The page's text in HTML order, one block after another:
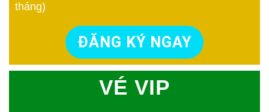
tháng)
ĐĂNG KÝ NGAY
VÉ VIP